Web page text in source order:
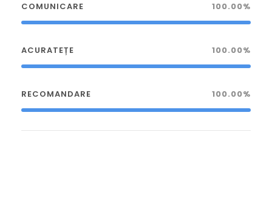
COMUNICARE 100.00%
ACURATEȚE 100.00%
RECOMANDARE 100.00%